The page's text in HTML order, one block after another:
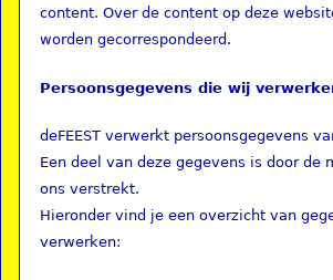
content. Over de content op deze
worden gecorrespondeerd.
Persoonsgegevens die wij
deFEEST verwerkt persoonsgegevens
Een deel van deze gegevens is door de
ons verstrekt.
Hieronder vind je een overzicht van
verwerken: